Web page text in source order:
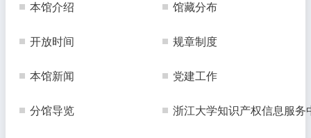
本馆介绍 馆藏分布
开放时间 规章制度
本馆新闻 党建工作
分馆导览 浙江大学知识产权信息服务